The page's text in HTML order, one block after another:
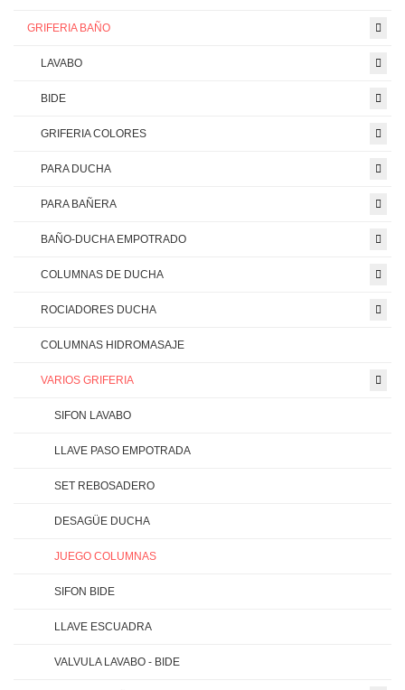
GRIFERIA BAÑO
LAVABO
BIDE
GRIFERIA COLORES
PARA DUCHA
PARA BAÑERA
BAÑO-DUCHA EMPOTRADO
COLUMNAS DE DUCHA
ROCIADORES DUCHA
COLUMNAS HIDROMASAJE
VARIOS GRIFERIA
SIFON LAVABO
LLAVE PASO EMPOTRADA
SET REBOSADERO
DESAGÜE DUCHA
JUEGO COLUMNAS
SIFON BIDE
LLAVE ESCUADRA
VALVULA LAVABO - BIDE